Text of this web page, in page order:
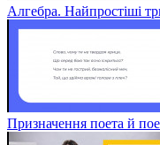
Алгебра. Найпростіші
Призначення поета й